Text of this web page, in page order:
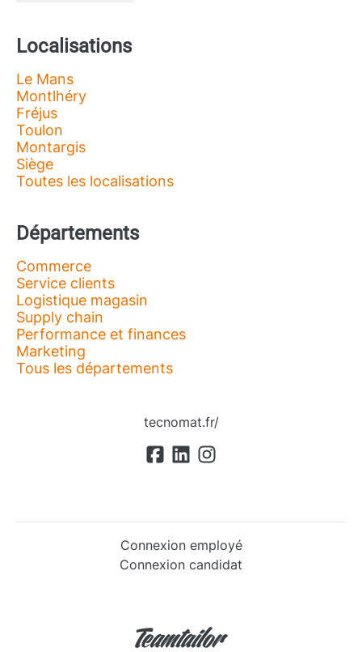
Localisations
Le Mans
Montlhéry
Fréjus
Toulon
Montargis
Siège
Toutes les localisations
Départements
Commerce
Service clients
Logistique magasin
Supply chain
Performance et finances
Marketing
Tous les départements
tecnomat.fr/
Connexion employé
Connexion candidat